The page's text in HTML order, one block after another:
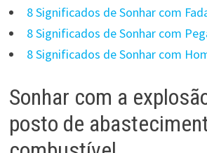
8 Significados de Sonhar com
8 Significados de Sonhar com
8 Significados de Sonhar com
Sonhar com a
posto de